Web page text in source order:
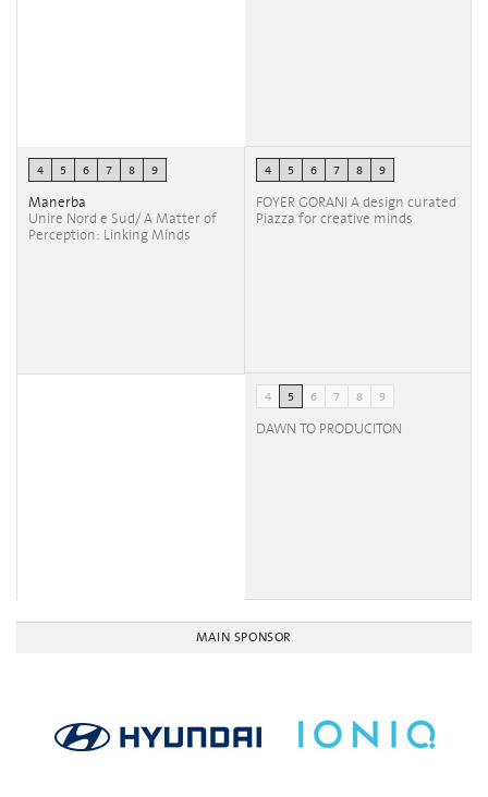
4 5 6 7 8 9
Manerba
Unire Nord e Sud/ A Matter of
Perception: Linking Minds
4 5 6 7 8 9
FOYER GORANI A design curated
Piazza for creative minds
4 5 6 7 8 9
DAWN TO PRODUCITON
MAIN SPONSOR